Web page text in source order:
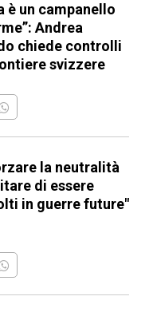
è un campanello
Andrea
chiede controlli
svizzere
la neutralità
di essere
in guerre future"